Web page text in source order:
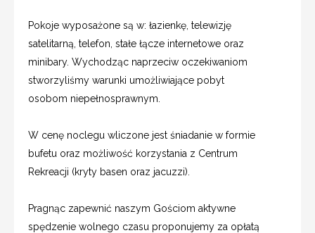
Pokoje wyposażone są w: łazienkę, telewizję
satelitarną, telefon, stałe łącze internetowe oraz
minibary. Wychodząc naprzeciw oczekiwaniom
stworzyliśmy warunki umożliwiające pobyt
osobom niepełnosprawnym.
W cenę noclegu wliczone jest śniadanie w formie
bufetu oraz możliwość korzystania z Centrum
Rekreacji (kryty basen oraz jacuzzi).
Pragnąc zapewnić naszym Gościom aktywne
spędzenie wolnego czasu proponujemy za opłatą